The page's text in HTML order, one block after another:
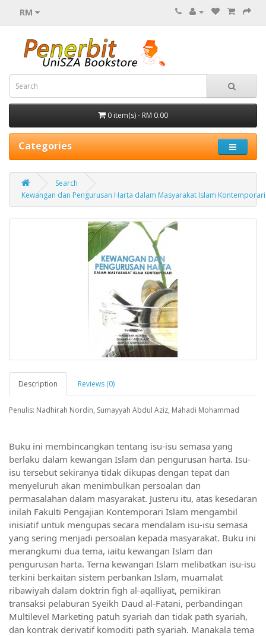
RM
0 item(s) - RM 0.00
Categories
Search
Kewangan dan Pengurusan Harta dalam Masyarakat Islam
Description Reviews (0)
Penulis: Nadhirah Nordin, Sumayyah Abdul Aziz, Mahadi Mohammad
Buku ini membincangkan tentang isu-isu semasa yang
berlaku dalam kewangan Islam dan pengurusan harta. Isu-
isu tersebut sekiranya tidak dikupas dengan tepat dan
menyeluruh akan menimbulkan persoalan dan
permasalahan dalam masyarakat. Justeru itu, atas kesedaran
inilah Fakulti Pengajian Kontemporari Islam mengambil
inisiatif untuk mengupas secara mendalam isu-isu semasa
yang sering menjadi persoalan kepada masyarakat. Buku ini
merangkumi dua tema, iaitu kewangan Islam dan
pengurusan harta. Terna kewangan Islam melibatkan isu-isu
terkini berkaitan sistem perbankan Islam, muamalat
ribawiyah dalam doktrin figh al-aqalliyat, pemikiran
transaksi pelaburan Syeikh Daud al-Fatani, perbandingan
Multilevel Marketing patuh syariah dan tidak path syariah,
dan kontrak derivatif komoditi path syariah. Manakala tema